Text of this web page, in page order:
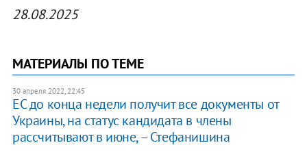
28.08.2025
МАТЕРИАЛЫ ПО ТЕМЕ
30 апреля 2022, 22:45
ЕС до конца недели получит все документы от
Украины, на статус кандидата в члены
рассчитывают в июне, – Стефанишина